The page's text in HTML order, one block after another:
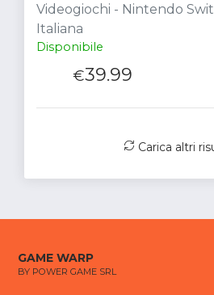
Videogiochi - Nintendo
Italiana
Disponibile
€39.99
Carica altri
GAME WARP
BY POWER GAME SRL